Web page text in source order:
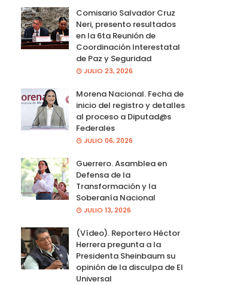
Comisario Salvador Cruz
Neri, presento resultados
en la 6ta Reunión de
Coordinación Interestatal
de Paz y Seguridad
JULIO 23, 2026
Morena Nacional. Fecha de
inicio del registro y detalles
al proceso a Diputad@s
Federales
JULIO 06, 2026
Guerrero. Asamblea en
Defensa de la
Transformación y la
Soberanía Nacional
JULIO 13, 2026
(Vídeo). Reportero Héctor
Herrera pregunta a la
Presidenta Sheinbaum su
opinión de la disculpa de El
Universal